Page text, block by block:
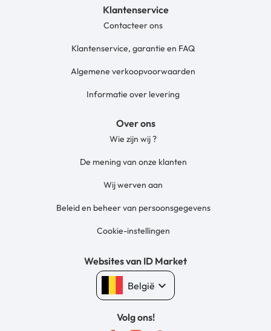
Klantenservice
Contacteer ons
Klantenservice, garantie en FAQ
Algemene verkoopvoorwaarden
Informatie over levering
Over ons
Wie zijn wij ?
De mening van onze klanten
Wij werven aan
Beleid en beheer van persoonsgegevens
Cookie-instellingen
Websites van ID Market
België keyboard_arrow_down
Volg ons!